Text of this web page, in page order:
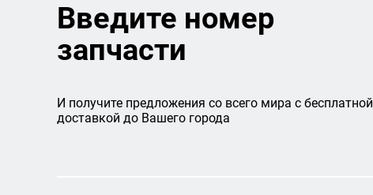
Введите номер
запчасти
И получите предложения со всего мира с бесплатной
доставкой до Вашего города